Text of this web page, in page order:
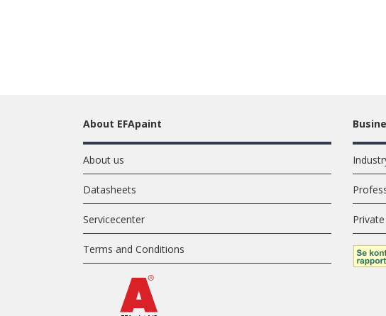
About EFApaint
About us
Datasheets
Servicecenter
Terms and Conditions
Private